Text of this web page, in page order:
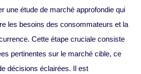
une étude de marché approfondie qui
les besoins des consommateurs et la
Cette étape cruciale consiste
pertinentes sur le marché cible, ce
décisions éclairées. Il est